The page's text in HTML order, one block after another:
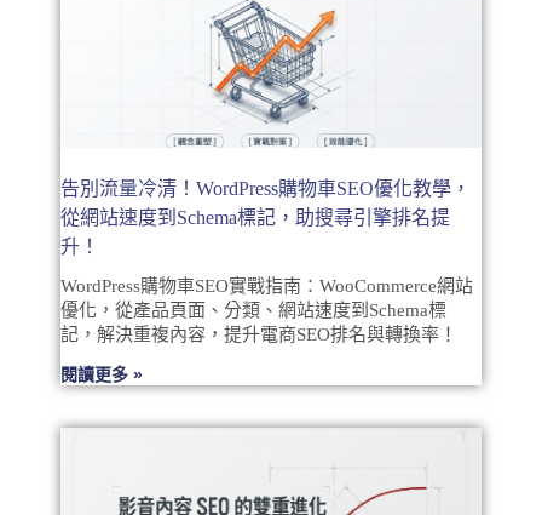
告別流量冷清！WordPress購物車SEO優化教學，
從網站速度到Schema標記，助搜尋引擎排名提
升！
WordPress購物車SEO實戰指南：WooCommerce網站
優化，從產品頁面、分類、網站速度到Schema標
記，解決重複內容，提升電商SEO排名與轉換率！
閱讀更多 »